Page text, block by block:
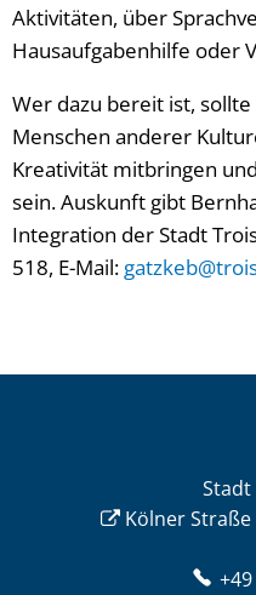
Aktivitäten, über
Hausaufgabenhilfe oder
Wer dazu bereit ist,
Menschen anderer
Kreativität mitbringen
sein. Auskunft gibt
Integration der Stadt
518, E-Mail:
Kölner